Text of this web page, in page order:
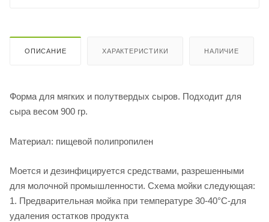
ОПИСАНИЕ ХАРАКТЕРИСТИКИ НАЛИЧИЕ
Форма для мягких и полутвердых сыров. Подходит для
сыра весом 900 гр.
Материал: пищевой полипропилен
Моется и дезинфицируется средствами, разрешенными
для молочной промышленности. Схема мойки следующая:
1. Предварительная мойка при температуре 30-40°C-для
удаления остатков продукта